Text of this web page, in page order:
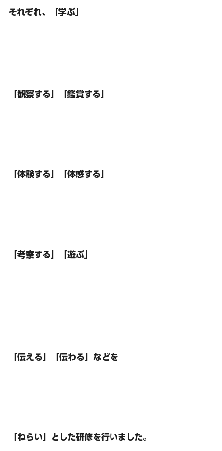
それぞれ、「学ぶ」
「観察する」「鑑賞する」
「体験する」「体感する」
「考察する」「遊ぶ」
「伝える」「伝わる」などを
「ねらい」とした研修を行いました。